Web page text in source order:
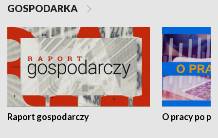
GOSPODARKA
Raport gospodarczy O pracy po